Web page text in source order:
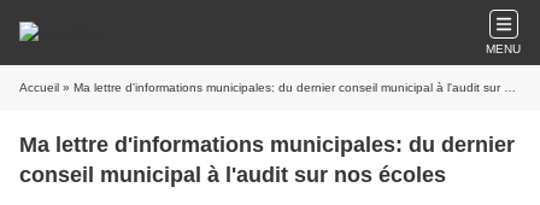
MENU
Accueil » Ma lettre d'informations municipales: du dernier conseil municipal à l'audit sur nos écoles
Ma lettre d'informations municipales: du dernier
conseil municipal à l'audit sur nos écoles